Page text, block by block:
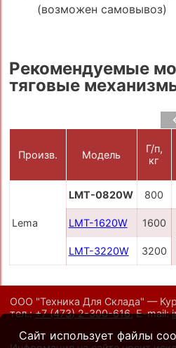
(возможен самовывоз)
Рекомендуемые
тяговые
Произв. Модель
Г/п,
кг
Lema
LMT-0820W 800
LMT-1620W
1600
LMT-3220W 3200
ООО "Техника Для Склада" —
тел.:+7 (473) 2-300-616,E-mail:
Сайт использует файлы